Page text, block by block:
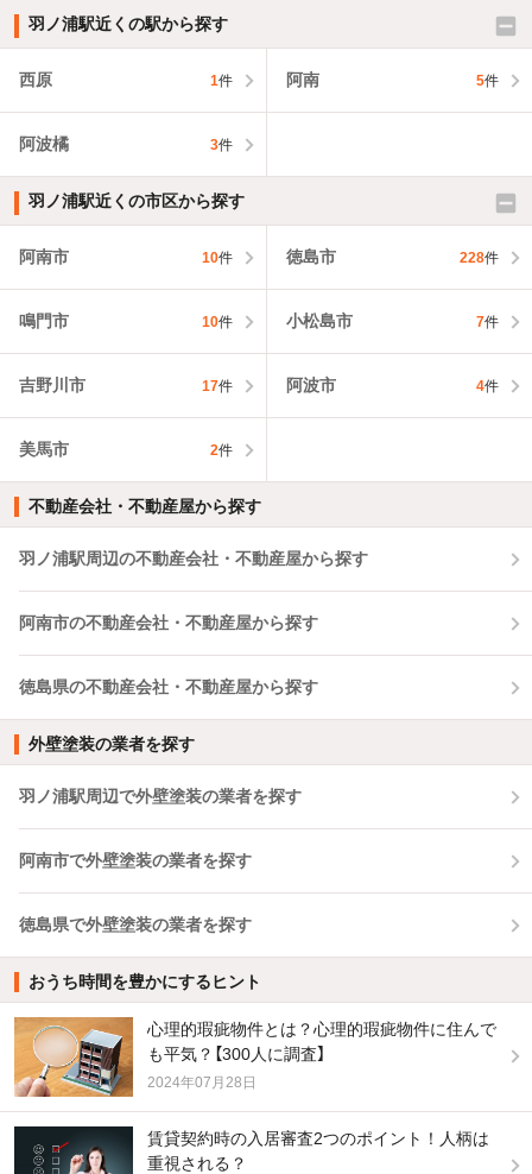
羽ノ浦駅近くの駅から探す
西原 1件 阿南 5件
阿波橘 3件
羽ノ浦駅近くの市区から探す
阿南市 10件 徳島市 228件
鳴門市 10件 小松島市 7件
吉野川市 17件 阿波市 4件
美馬市 2件
不動産会社・不動産屋から探す
羽ノ浦駅周辺の不動産会社・不動産屋から探す
阿南市の不動産会社・不動産屋から探す
徳島県の不動産会社・不動産屋から探す
外壁塗装の業者を探す
羽ノ浦駅周辺で外壁塗装の業者を探す
阿南市で外壁塗装の業者を探す
徳島県で外壁塗装の業者を探す
おうち時間を豊かにするヒント
心理的瑕疵物件とは？心理的瑕疵物件に住んで
も平気？【300人に調査】
2024年07月28日
賃貸契約時の入居審査2つのポイント！人柄は
重視される？